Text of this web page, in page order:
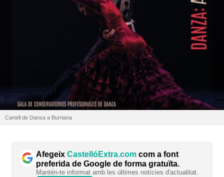
Cartell de Dansa a Burriana
Afegeix CastellóExtra.com com a font
preferida de Google de forma gratuïta.
Mantén-te informat amb les últimes notícies d'actualitat.